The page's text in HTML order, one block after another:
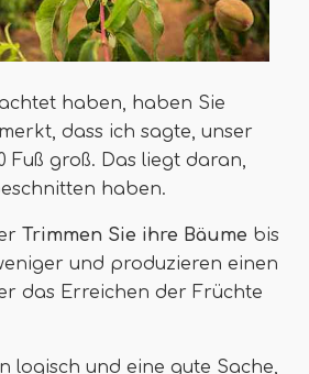
haben, haben Sie
dass ich sagte, unser
Fuß groß. Das liegt daran,
haben.
Trimmen Sie ihre Bäume bis
und produzieren einen
das Erreichen der Früchte
logisch und eine gute Sache,